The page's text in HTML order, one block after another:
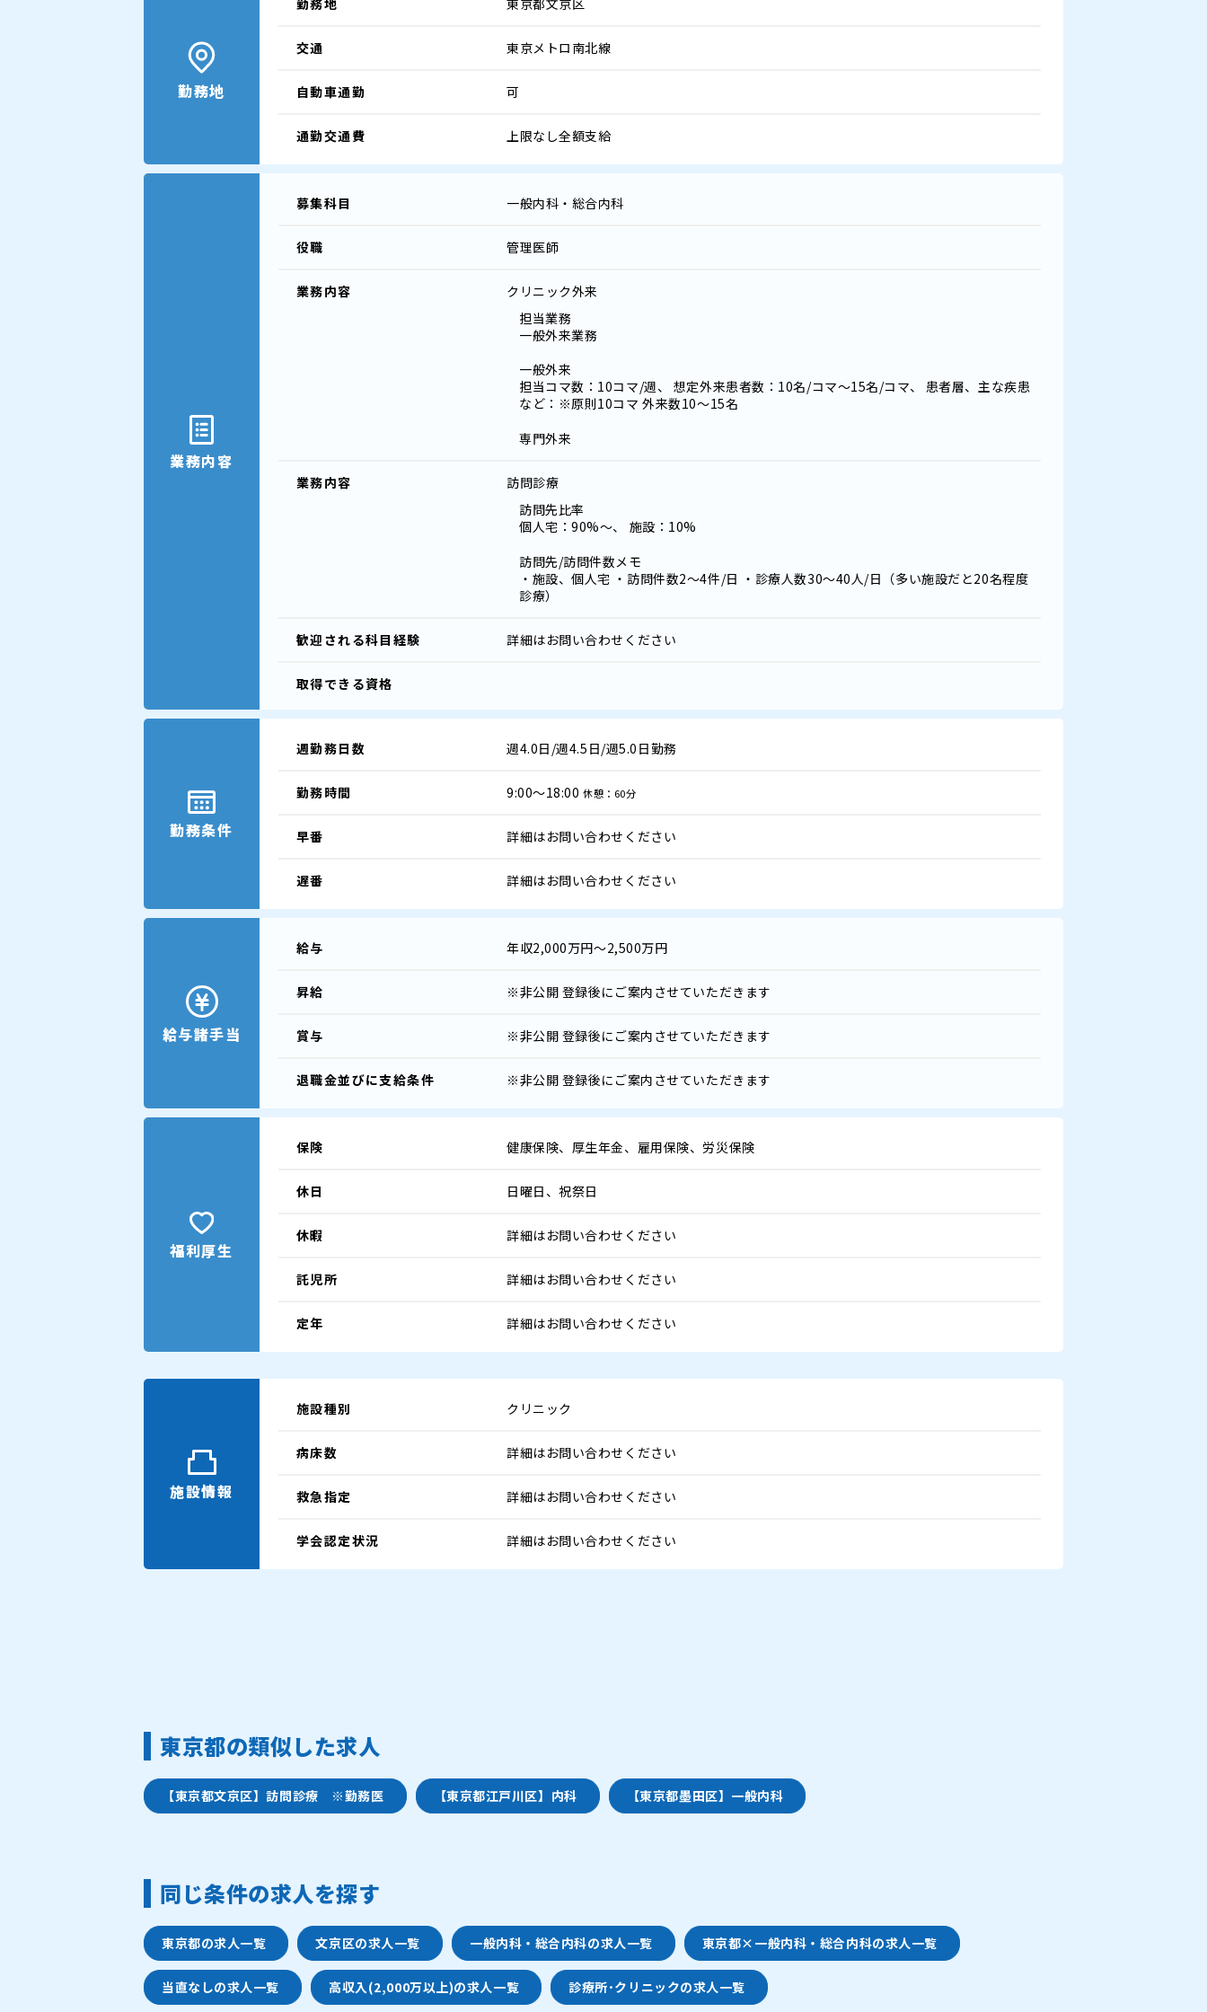
勤務地
交通 東京メトロ南北線
自動車通勤 可
通勤交通費 上限なし全額支給
業務内容
募集科目 一般内科・総合内科
役職 管理医師
業務内容
クリニック外来
担当業務
一般外来業務
一般外来
担当コマ数：10コマ/週、 想定外来患者数：10名/コマ～15名/コマ、 患者層、主な疾患
など：※原則10コマ 外来数10～15名
専門外来
業務内容
訪問診療
訪問先比率
個人宅：90%～、 施設：10%
訪問先/訪問件数メモ
・施設、個人宅 ・訪問件数2～4件/日 ・診療人数30～40人/日（多い施設だと20名程度
診療）
歓迎される科目経験 詳細はお問い合わせください
取得できる資格
勤務条件
週勤務日数 週4.0日/週4.5日/週5.0日勤務
勤務時間 9:00～18:00休憩：60分
早番 詳細はお問い合わせください
遅番 詳細はお問い合わせください
給与諸手当
給与 年収2,000万円～2,500万円
昇給 ※非公開 登録後にご案内させていただきます
賞与 ※非公開 登録後にご案内させていただきます
退職金並びに支給条件 ※非公開 登録後にご案内させていただきます
福利厚生
保険 健康保険、厚生年金、雇用保険、労災保険
休日 日曜日、祝祭日
休暇 詳細はお問い合わせください
託児所 詳細はお問い合わせください
定年 詳細はお問い合わせください
施設情報
施設種別 クリニック
病床数 詳細はお問い合わせください
救急指定 詳細はお問い合わせください
学会認定状況 詳細はお問い合わせください
東京都の類似した求人
【東京都文京区】訪問診療 ※勤務医 【東京都江戸川区】内科 【東京都墨田区】一般内科
同じ条件の求人を探す
東京都の求人一覧 文京区の求人一覧 一般内科・総合内科の求人一覧 東京都×一般内科・総合内科の求人一覧
当直なしの求人一覧 高収入(2,000万以上)の求人一覧 診療所･クリニックの求人一覧